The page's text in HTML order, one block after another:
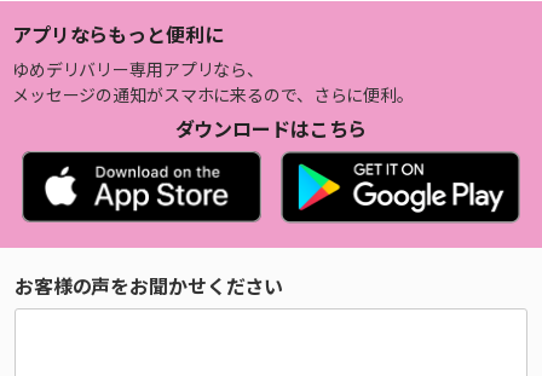
アプリならもっと便利に
ゆめデリバリー専用アプリなら、
メッセージの通知がスマホに来るので、さらに便利。
ダウンロードはこちら
お客様の声をお聞かせください